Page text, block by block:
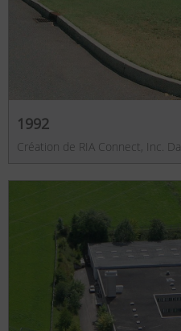
1992
Création de RIA Connect, Inc.